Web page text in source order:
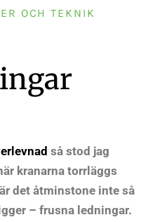
OCH TEKNIK
så stod jag
kranarna torrläggs
det åtminstone inte så
– frusna ledningar.